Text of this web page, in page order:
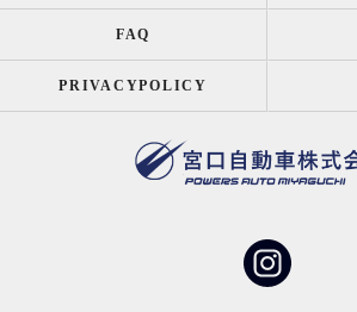
FAQ
PRIVACYPOLICY